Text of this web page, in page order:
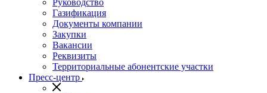
Руководство
Газификация
Документы компании
Закупки
Вакансии
Реквизиты
Территориальные абонентские участки
Пресс-центр